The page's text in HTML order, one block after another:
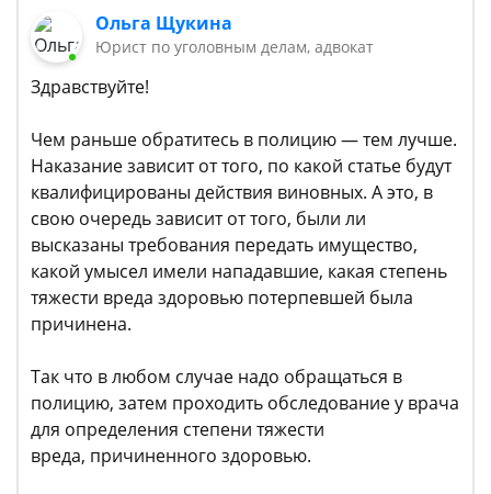
Ольга Щукина
Юрист по уголовным делам, адвокат
Здравствуйте!
Чем раньше обратитесь в полицию — тем лучше.
Наказание зависит от того, по какой статье будут
квалифицированы действия виновных. А это, в
свою очередь зависит от того, были ли
высказаны требования передать имущество,
какой умысел имели нападавшие, какая степень
тяжести вреда здоровью потерпевшей была
причинена​.
Так что в любом случае надо обращаться в
полицию, затем проходить обследование у врача
для определения степени тяжести
вреда, причиненного здоровью.